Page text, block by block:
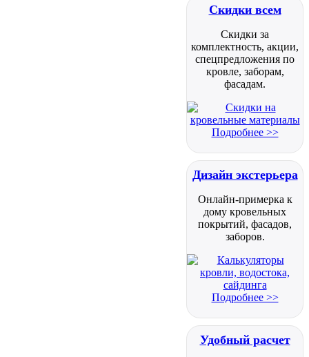
Скидки всем
Скидки за
комплектность, акции,
спецпредложения по
кровле, заборам,
фасадам.
Подробнее >>
Дизайн экстерьера
Онлайн-примерка к
дому кровельных
покрытий, фасадов,
заборов.
Подробнее >>
Удобный расчет